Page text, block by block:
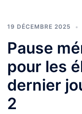
19 DÉCEMBRE 2025
Pause
pour les
dernier
2